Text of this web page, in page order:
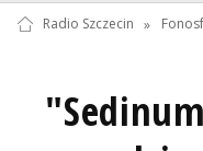
Radio Szczecin »